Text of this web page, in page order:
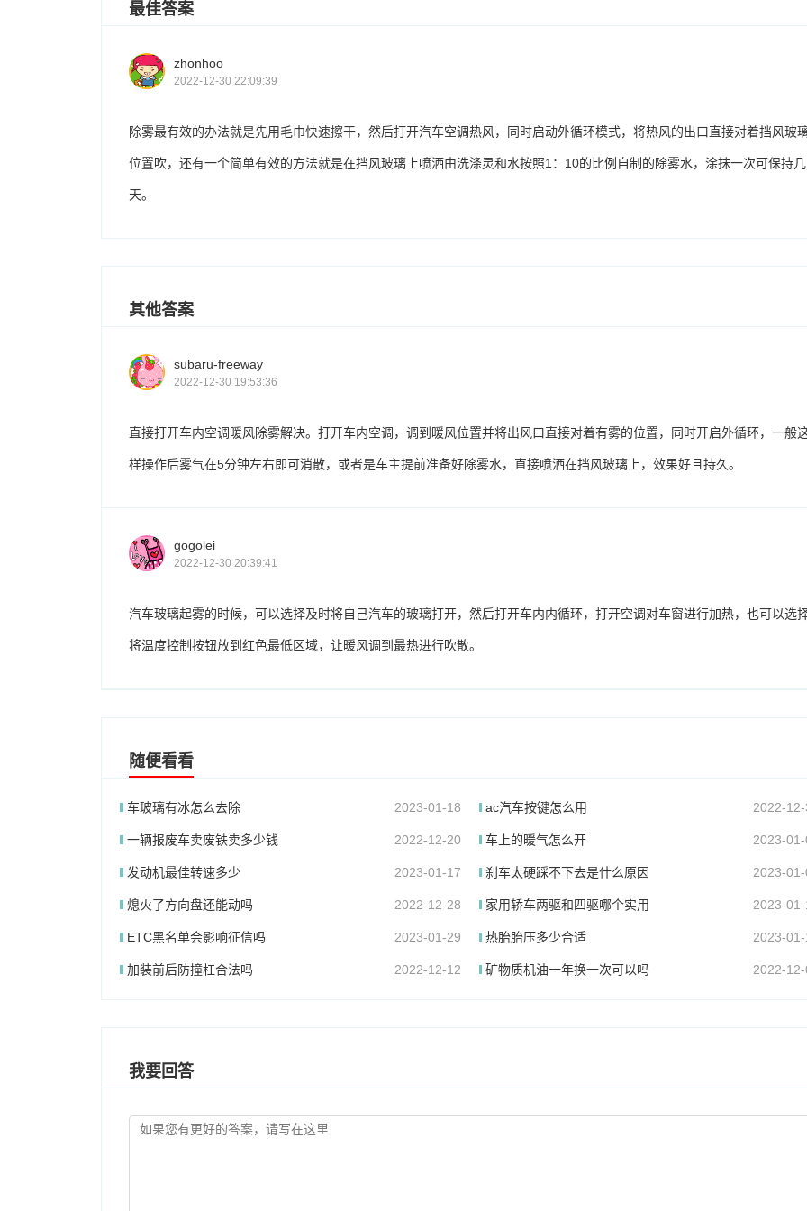
最佳答案
zhonhoo
2022-12-30 22:09:39
除雾最有效的办法就是先用毛巾快速擦干，然后打开汽车空调热风，同时启动外循环模式，将热风的出口直接对着挡风玻
位置吹，还有一个简单有效的方法就是在挡风玻璃上喷洒由洗涤灵和水按照1：10的比例自制的除雾水，涂抹一次可保持几
天。
其他答案
subaru-freeway
2022-12-30 19:53:36
直接打开车内空调暖风除雾解决。打开车内空调，调到暖风位置并将出风口直接对着有雾的位置，同时开启外循环，一般
样操作后雾气在5分钟左右即可消散，或者是车主提前准备好除雾水，直接喷洒在挡风玻璃上，效果好且持久。
gogolei
2022-12-30 20:39:41
汽车玻璃起雾的时候，可以选择及时将自己汽车的玻璃打开，然后打开车内内循环，打开空调对车窗进行加热，也可以选
将温度控制按钮放到红色最低区域，让暖风调到最热进行吹散。
随便看看
车玻璃有冰怎么去除 2023-01-18 ac汽车按键怎么用 2022-
一辆报废车卖废铁卖多少钱 2022-12-20 车上的暖气怎么开 2023-
发动机最佳转速多少 2023-01-17 刹车太硬踩不下去是什么原因 2023-
熄火了方向盘还能动吗 2022-12-28 家用轿车两驱和四驱哪个实用 2023-
ETC黑名单会影响征信吗 2023-01-29 热胎胎压多少合适 2023-
加装前后防撞杠合法吗 2022-12-12 矿物质机油一年换一次可以吗 2022-
我要回答